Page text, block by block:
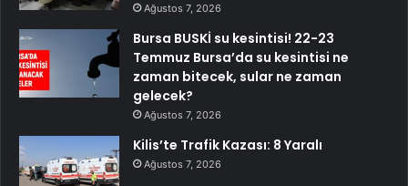
Ağustos 7, 2026
Bursa BUSKİ su kesintisi! 22-23
Temmuz Bursa’da su kesintisi ne
zaman bitecek, sular ne zaman
gelecek?
Ağustos 7, 2026
Kilis’te Trafik Kazası: 8 Yaralı
Ağustos 7, 2026